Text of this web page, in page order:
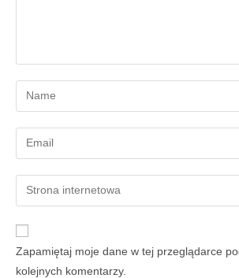
Zapamiętaj moje dane w tej przeglądarce
kolejnych komentarzy.